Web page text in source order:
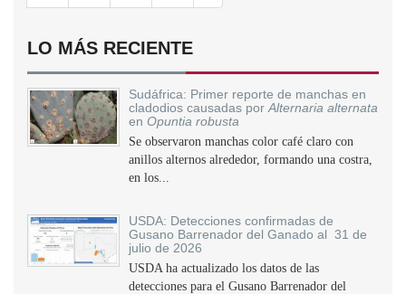
LO MÁS RECIENTE
Sudáfrica: Primer reporte de manchas en
cladodios causadas por Alternaria alternata
en Opuntia robusta
Se observaron manchas color café claro con
anillos alternos alrededor, formando una costra,
en los...
USDA: Detecciones confirmadas de
Gusano Barrenador del Ganado al 31 de
julio de 2026
USDA ha actualizado los datos de las
detecciones para el Gusano Barrenador del